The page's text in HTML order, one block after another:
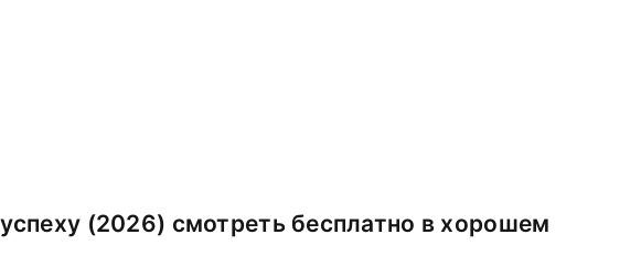
(2026) смотреть бесплатно в хорошем